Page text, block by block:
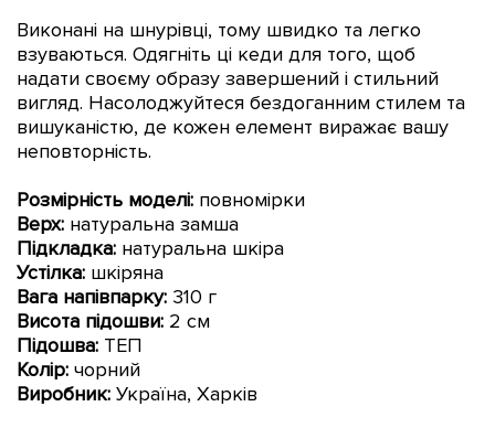
Виконані на шнурівці, тому швидко та легко
взуваються. Одягніть ці кеди для того, щоб
надати своєму образу завершений і стильний
вигляд. Насолоджуйтеся бездоганним стилем та
вишуканістю, де кожен елемент виражає вашу
неповторність.
Розмірність моделі: повномірки
Верх: натуральна замша
Підкладка: натуральна шкіра
Устілка: шкіряна
Вага напівпарку: 310 г
Висота підошви: 2 см
Підошва: ТЕП
Колір: чорний
Виробник: Україна, Харків